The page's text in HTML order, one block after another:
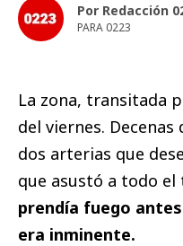
Por Redacción
PARA 0223
La zona, transitada
del viernes.
dos arterias que
que asustó a todo
prendía fuego
era inminente.